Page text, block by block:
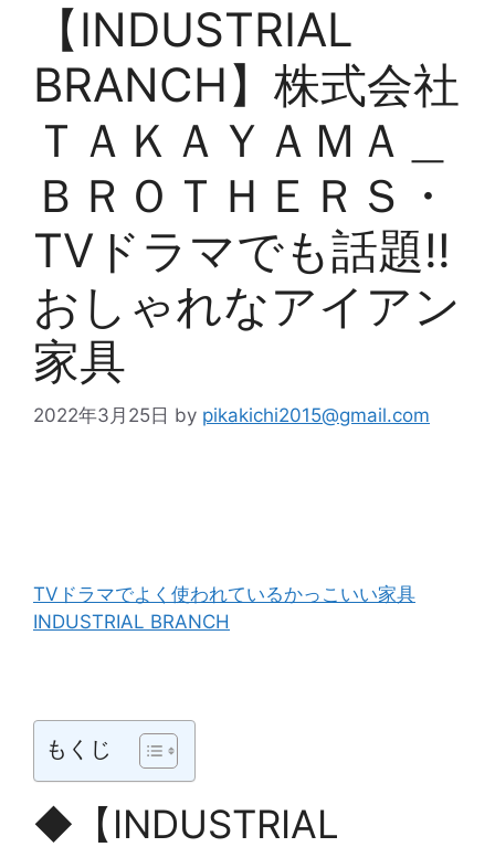
【INDUSTRIAL
BRANCH】株式会社
ＴＡＫＡＹＡＭＡ＿
ＢＲＯＴＨＥＲＳ・
TVドラマでも話題!!
おしゃれなアイアン
家具
2022年3月25日 by pikakichi2015@gmail.com
TVドラマでよく使われているかっこいい家具
INDUSTRIAL BRANCH
もくじ
◆【INDUSTRIAL